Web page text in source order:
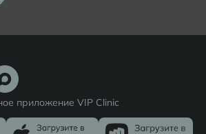
приложение VIP Clinic